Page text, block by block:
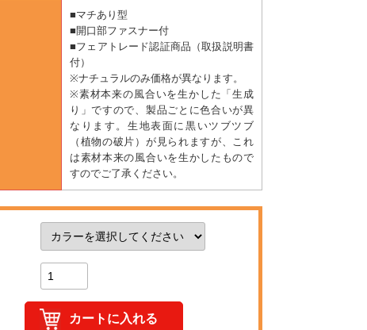
■マチあり型
■開口部ファスナー付
■フェアトレード認証商品（取扱説明書
付）
※ナチュラルのみ価格が異なります。
※素材本来の風合いを生かした「生成
り」ですので、製品ごとに色合いが異
なります。生地表面に黒いツブツブ
（植物の破片）が見られますが、これ
は素材本来の風合いを生かしたもので
すのでご了承ください。